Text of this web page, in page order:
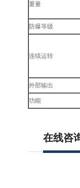
重量
防爆等级
连续运转
外部输出
功能
在线咨